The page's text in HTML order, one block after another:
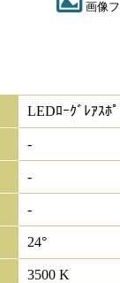
画像
LEDﾛｰｸﾞﾚｱｽﾎ
-
-
-
24°
3500 K